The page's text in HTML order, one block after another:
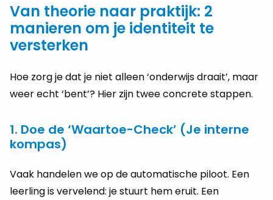
Van theorie naar praktijk: 2
manieren om je identiteit te
versterken
Hoe zorg je dat je niet alleen ‘onderwijs draait’, maar
weer echt ‘bent’? Hier zijn twee concrete stappen.
1. Doe de ‘Waartoe-Check’ (Je interne
kompas)
Vaak handelen we op de automatische piloot. Een
leerling is vervelend: je stuurt hem eruit. Een